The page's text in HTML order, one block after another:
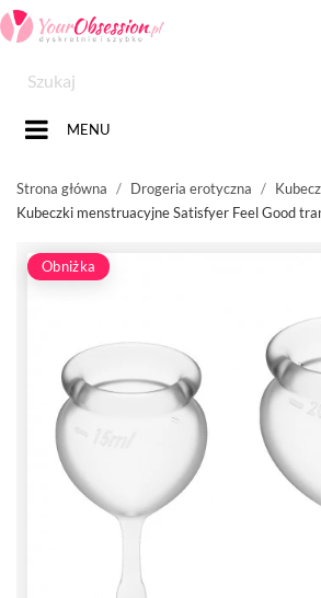
MENU
Strona główna Drogeria erotyczna
Kubeczki menstruacyjne Satisfyer Feel Good
Obniżka